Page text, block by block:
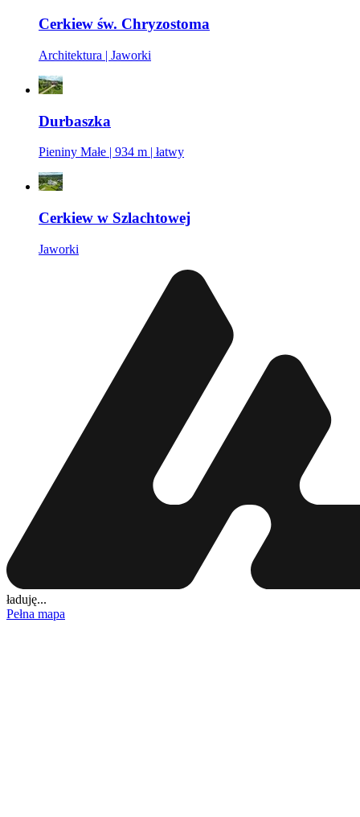
Cerkiew św. Chryzostoma
Architektura | Jaworki
Durbaszka
Pieniny Małe | 934 m | łatwy
Cerkiew w Szlachtowej
Jaworki
ładuję...
Pełna mapa